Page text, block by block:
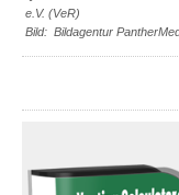
e.V. (VeR)
Bild: Bildagentur